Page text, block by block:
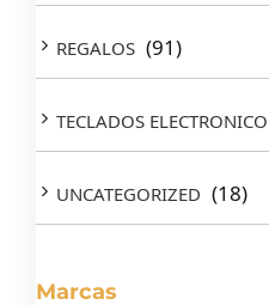
REGALOS (91)
TECLADOS ELECTRONICO
UNCATEGORIZED (18)
Marcas